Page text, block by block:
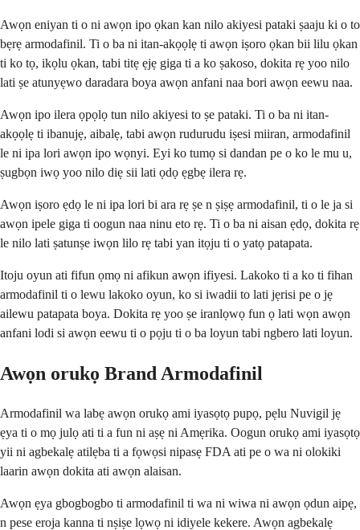
Awọn eniyan ti o ni awọn ipo ọkan kan nilo akiyesi pataki ṣaaju ki o to
bẹrẹ armodafinil. Ti o ba ni itan-akọọlẹ ti awọn iṣoro ọkan bii lilu ọkan
ti ko tọ, ikọlu ọkan, tabi titẹ ẹjẹ giga ti a ko ṣakoso, dokita rẹ yoo nilo
lati ṣe atunyẹwo daradara boya awọn anfani naa bori awọn eewu naa.
Awọn ipo ilera ọpọlọ tun nilo akiyesi to ṣe pataki. Ti o ba ni itan-
akọọlẹ ti ibanujẹ, aibalẹ, tabi awọn rudurudu iṣesi miiran, armodafinil
le ni ipa lori awọn ipo wọnyi. Eyi ko tumọ si dandan pe o ko le mu u,
ṣugbọn iwọ yoo nilo diẹ sii lati ọdọ ẹgbẹ ilera rẹ.
Awọn iṣoro ẹdọ le ni ipa lori bi ara rẹ ṣe n ṣiṣẹ armodafinil, ti o le ja si
awọn ipele giga ti oogun naa ninu eto rẹ. Ti o ba ni aisan ẹdọ, dokita rẹ
le nilo lati ṣatunṣe iwọn lilo rẹ tabi yan itọju ti o yatọ patapata.
Itoju oyun ati fifun ọmọ ni afikun awọn ifiyesi. Lakoko ti a ko ti fihan
armodafinil ti o lewu lakoko oyun, ko si iwadii to lati jẹrisi pe o jẹ
ailewu patapata boya. Dokita rẹ yoo ṣe iranlọwọ fun ọ lati wọn awọn
anfani lodi si awọn eewu ti o pọju ti o ba loyun tabi ngbero lati loyun.
Awọn orukọ Brand Armodafinil
Armodafinil wa labẹ awọn orukọ ami iyasọtọ pupọ, pẹlu Nuvigil jẹ
ẹya ti o mọ julọ ati ti a fun ni aṣẹ ni Amẹrika. Oogun orukọ ami iyasọtọ
yii ni agbekalẹ atilẹba ti a fọwọsi nipasẹ FDA ati pe o wa ni olokiki
laarin awọn dokita ati awọn alaisan.
Awọn ẹya gbogbogbo ti armodafinil ti wa ni wiwa ni awọn ọdun aipẹ,
n pese eroja kanna ti nṣiṣe lọwọ ni idiyele kekere. Awọn agbekalẹ